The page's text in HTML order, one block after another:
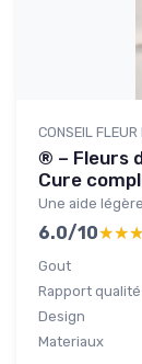
CONSEIL FLEUR
® – Fleurs
Cure
Une aide
6.0/10
Gout
Rapport
Design
Materiaux